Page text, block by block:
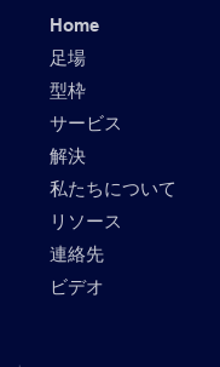
Home
足場
型枠
サービス
解決
私たちについて
リソース
連絡先
ビデオ